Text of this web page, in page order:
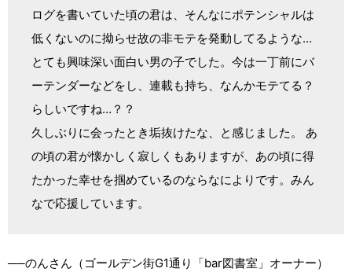
ログを書いていた頃の君は、そんなにポテンシャルは
低くないのに拗らせ故の非モテを発動してるような…
とても興味深い面白い男の子でした。今は一丁前にバ
ーテンダーなどをし、連載も持ち、なんかモテてる？
らしいですね…？？
久しぶりに会ったとき垢抜けたな、と感じました。 あ
の頃の君が懐かしく寂しくもありますが、あの頃に得
たかった幸せを掴めているのならなによりです。みん
なで応援しています。
──のんさん（ゴールデン街G1通り「bar図書室」オーナー）